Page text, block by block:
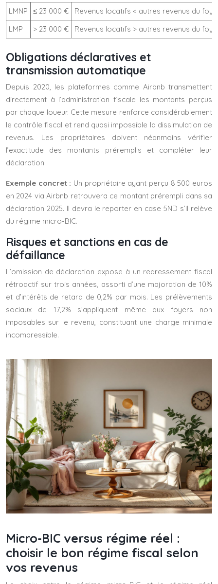
LMNP ≤ 23 000 €
Revenus locatifs < autres revenus du
LMP
> 23 000 € Revenus locatifs > autres revenus du
Obligations déclaratives et
transmission automatique
Depuis 2020, les plateformes comme Airbnb transmettent
directement à l’administration fiscale les montants perçus
par chaque loueur. Cette mesure renforce considérablement
le contrôle fiscal et rend quasi impossible la dissimulation de
revenus. Les propriétaires doivent néanmoins vérifier
l’exactitude des montants préremplis et compléter leur
déclaration.
Exemple concret : Un propriétaire ayant perçu 8 500 euros
en 2024 via Airbnb retrouvera ce montant prérempli dans sa
déclaration 2025. Il devra le reporter en case 5ND s’il relève
du régime micro-BIC.
Risques et sanctions en cas de
défaillance
L’omission de déclaration expose à un redressement fiscal
rétroactif sur trois années, assorti d’une majoration de 10%
et d’intérêts de retard de 0,2% par mois. Les prélèvements
sociaux de 17,2% s’appliquent même aux foyers non
imposables sur le revenu, constituant une charge minimale
incompressible.
Micro-BIC versus régime réel :
choisir le bon régime fiscal selon
vos revenus